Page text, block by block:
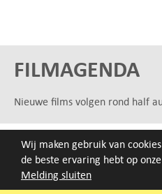
Melding sluiten
Wij maken gebruik van
de beste ervaring hebt op
FILMAGENDA
Nieuwe films volgen rond half
ARCHIEF
Druk op de beginletter van de
of jaar van eerste vertoning.